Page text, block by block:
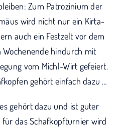
Zum Patrozinium der
wird nicht nur ein Kirta-
auch ein Festzelt vor dem
hindurch mit
vom Michl-Wirt gefeiert.
gehört einfach dazu …
gehört dazu und ist guter
für das Schafkopfturnier wird